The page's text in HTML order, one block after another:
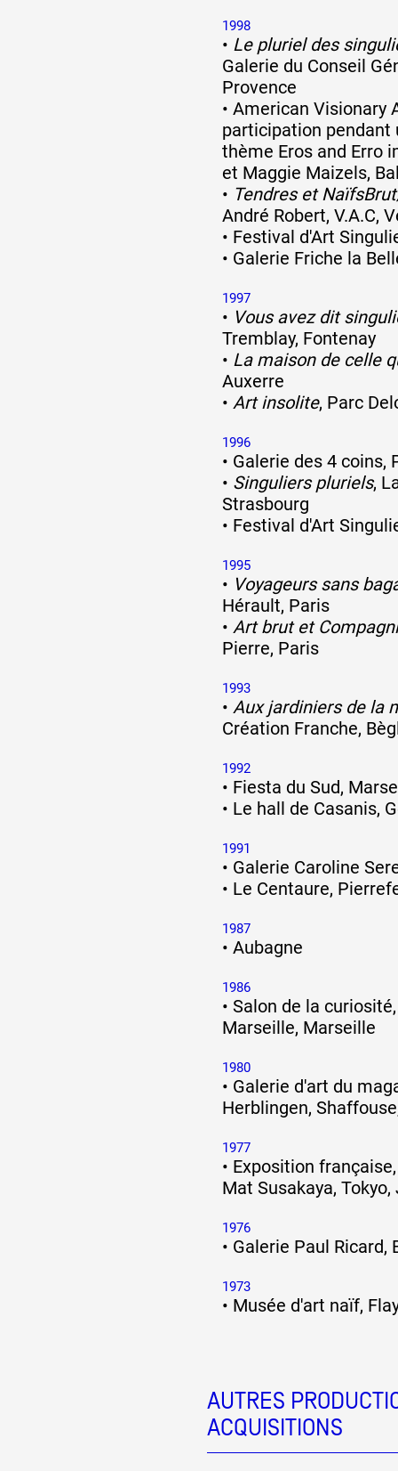
1998
• Le pluriel des
Galerie du Conseil
Provence
• American Visionary
participation pendant
thème Eros and Erro
et Maggie Maizels,
• Tendres et
André Robert, V.A.C,
• Festival d'Art
• Galerie Friche la
1997
• Vous avez dit
Tremblay, Fontenay
• La maison de celle
Auxerre
• Art insolite, Parc
1996
• Galerie des 4 coins,
• Singuliers pluriels,
Strasbourg
• Festival d'Art
1995
• Voyageurs sans
Hérault, Paris
• Art brut et
Pierre, Paris
1993
• Aux jardiniers de la
Création Franche,
1992
• Fiesta du Sud,
• Le hall de Casanis,
1991
• Galerie Caroline
• Le Centaure,
1987
• Aubagne
1986
• Salon de la
Marseille, Marseille
1980
• Galerie d'art du
Herblingen,
1977
• Exposition
Mat Susakaya, Tokyo,
1976
• Galerie Paul Ricard,
1973
• Musée d'art naïf,
AUTRES
ACQUISITIONS